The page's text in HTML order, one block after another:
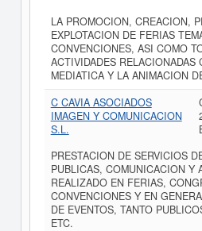
LA PROMOCION, CREACION,
EXPLOTACION DE FERIAS
CONVENCIONES, ASI COMO
ACTIVIDADES RELACIONADAS
MEDIATICA Y LA ANIMACION
C CAVIA ASOCIADOS
IMAGEN Y COMUNICACION
S.L.
PRESTACION DE SERVICIOS
PUBLICAS, COMUNICACION Y
REALIZADO EN FERIAS,
CONVENCIONES Y EN
DE EVENTOS, TANTO
ETC.